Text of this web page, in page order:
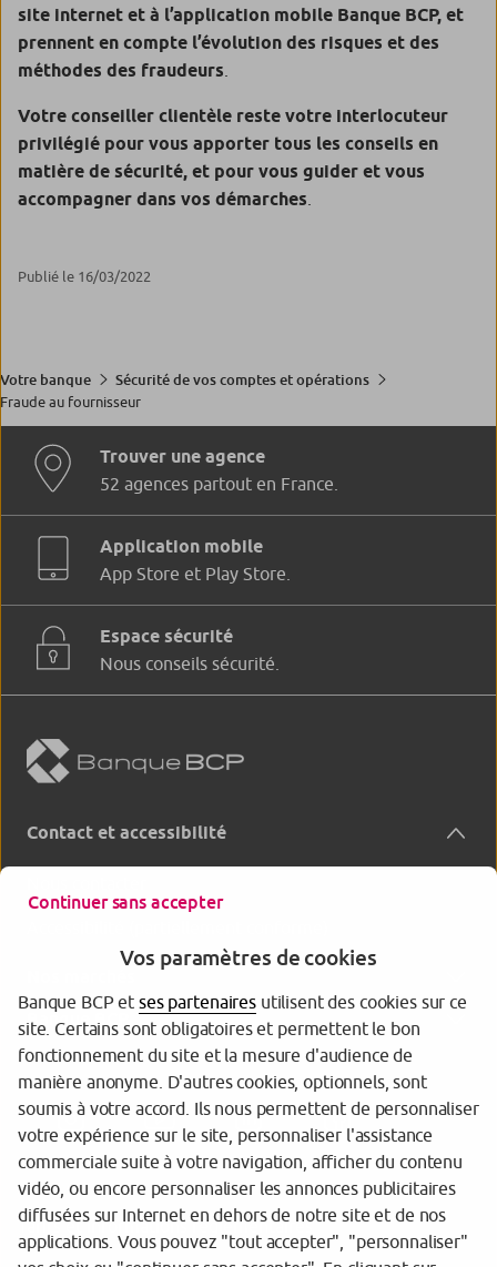
site internet et à l’application mobile Banque BCP, et
prennent en compte l’évolution des risques et des
méthodes des fraudeurs
Votre conseiller clientèle reste votre interlocuteur
privilégié pour vous apporter tous les conseils en
matière de sécurité, et pour vous guider et vous
accompagner dans vos démarches
Publié le 16/03/2022
Votre banque
Sécurité de vos comptes et opérations
Fraude au fournisseur
Trouver une agence
52 agences partout en France.
Application mobile
App Store et Play Store.
Espace sécurité
Nous conseils sécurité.
Contact et accessibilité
Banque BCP
Tarifs et informations réglementaires
Continuer sans accepter
Vos paramètres de cookies
Banque BCP etses partenairesutilisent des cookies sur ce
site. Certains sont obligatoires et permettent le bon
fonctionnement du site et la mesure d'audience de
manière anonyme. D'autres cookies, optionnels, sont
soumis à votre accord. Ils nous permettent de personnaliser
votre expérience sur le site, personnaliser l'assistance
commerciale suite à votre navigation, afficher du contenu
vidéo, ou encore personnaliser les annonces publicitaires
diffusées sur Internet en dehors de notre site et de nos
applications. Vous pouvez "tout accepter", "personnaliser"